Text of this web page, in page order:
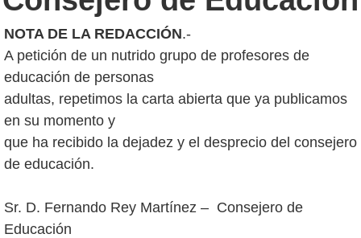
NOTA DE LA REDACCIÓN.-
A petición de un nutrido grupo de profesores de
educación de personas
adultas, repetimos la carta abierta que ya publicamos
en su momento y
que ha recibido la dejadez y el desprecio del consejero
de educación.
Sr. D. Fernando Rey Martínez – Consejero de